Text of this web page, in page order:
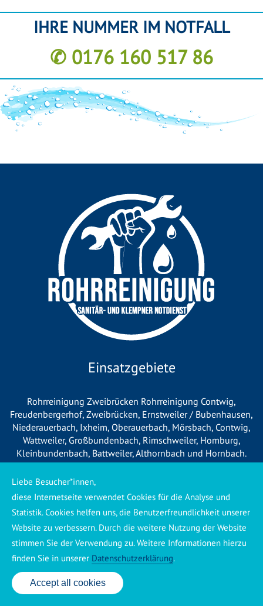
IHRE NUMMER IM NOTFALL
✆ 0176 160 517 86
Einsatzgebiete
Rohrreinigung Zweibrücken Rohrreinigung Contwig,
Freudenbergerhof, Zweibrücken, Ernstweiler / Bubenhausen,
Niederauerbach, Ixheim, Oberauerbach, Mörsbach, Contwig,
Wattweiler, Großbundenbach, Rimschweiler, Homburg,
Kleinbundenbach, Battweiler,Althornbach und Hornbach.
*Wichtige Information für unsere
Kunden*
Wir betreiben vor Ort keine eigene Niederlassung, sondern
arbeiten als mobiler Dienstleister. Unsere Einsätze werden
zentral koordiniert und durch eigene Mitarbeiter sowie
regionale Partnerbetriebe durchgeführt. Dadurch können wir
24 Std. Service: ✆ 0176 160 517 86
Accept all cookies
Liebe Besucher*innen,
diese Internetseite verwendet Cookies für die Analyse und
Statistik. Cookies helfen uns, die Benutzerfreundlichkeit unserer
Website zu verbessern. Durch die weitere Nutzung der Website
stimmen Sie der Verwendung zu. Weitere Informationen hierzu
finden Sie in unserer Datenschutzerklärung.